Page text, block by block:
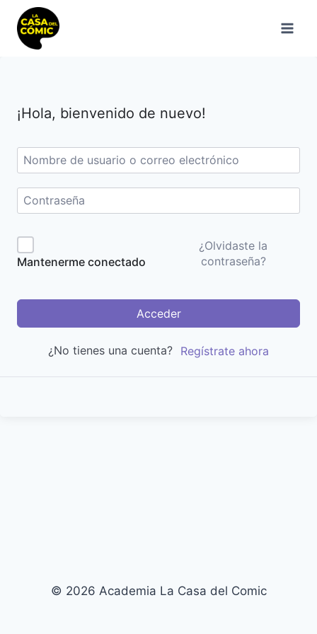
Saltar
contenido
¡Hola, bienvenido de nuevo!
Mantenerme conectado
¿Olvidaste la
contraseña?
Acceder
¿No tienes una cuenta? Regístrate ahora
© 2026 Academia La Casa del Comic